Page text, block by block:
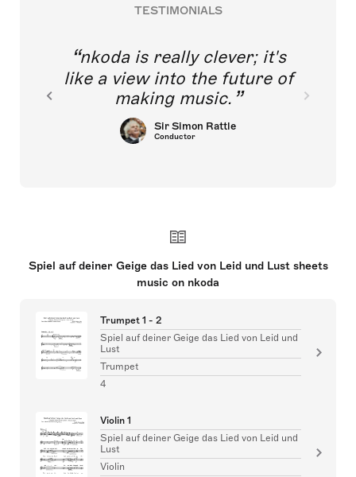
TESTIMONIALS
nkoda is really clever; it's
like a view into the future of
making music.
Sir Simon Rattle
Conductor
Spiel auf deiner Geige das Lied von Leid und Lust sheets
music on nkoda
Trumpet 1 - 2
Spiel auf deiner Geige das Lied von Leid und
Lust
Trumpet
4
Violin 1
Spiel auf deiner Geige das Lied von Leid und
Lust
Violin